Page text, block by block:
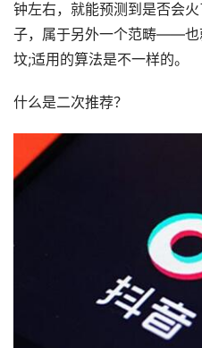
钟左右，就能预测到是否会
子，属于另外一个范畴——也
坟;适用的算法是不一样的。
什么是二次推荐？